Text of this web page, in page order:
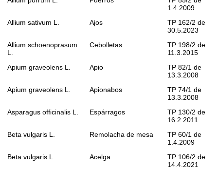
1.4.2009
Allium sativum L. Ajos
TP 162/2 de
30.5.2023
Allium schoenoprasum
L.
Cebolletas
TP 198/2 de
11.3.2015
Apium graveolens L. Apio
TP 82/1 de
13.3.2008
Apium graveolens L. Apionabos
TP 74/1 de
13.3.2008
Asparagus officinalis L. Espárragos
TP 130/2 de
16.2.2011
Beta vulgaris L. Remolacha de mesa
TP 60/1 de
1.4.2009
Beta vulgaris L. Acelga
TP 106/2 de
14.4.2021